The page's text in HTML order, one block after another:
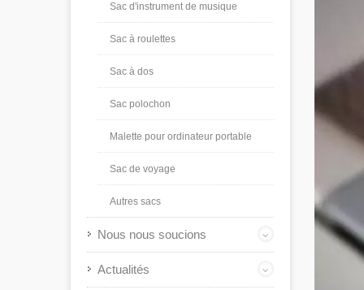
Sac d'instrument de musique
Sac à roulettes
Sac à dos
Sac polochon
Malette pour ordinateur portable
Sac de voyage
Autres sacs
Nous nous soucions
Actualités